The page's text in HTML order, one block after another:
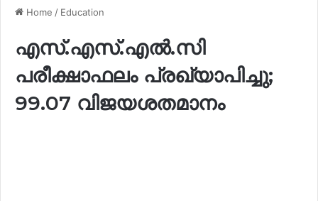
Home / Education
എസ്.എസ്.എൽ.സി
പരീക്ഷാഫലം പ്രഖ്യാപിച്ചു;
99.07 വിജയശതമാനം